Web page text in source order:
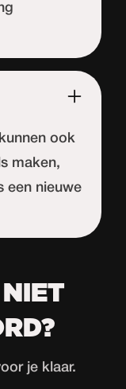
ook
maken,
een nieuwe
je klaar.